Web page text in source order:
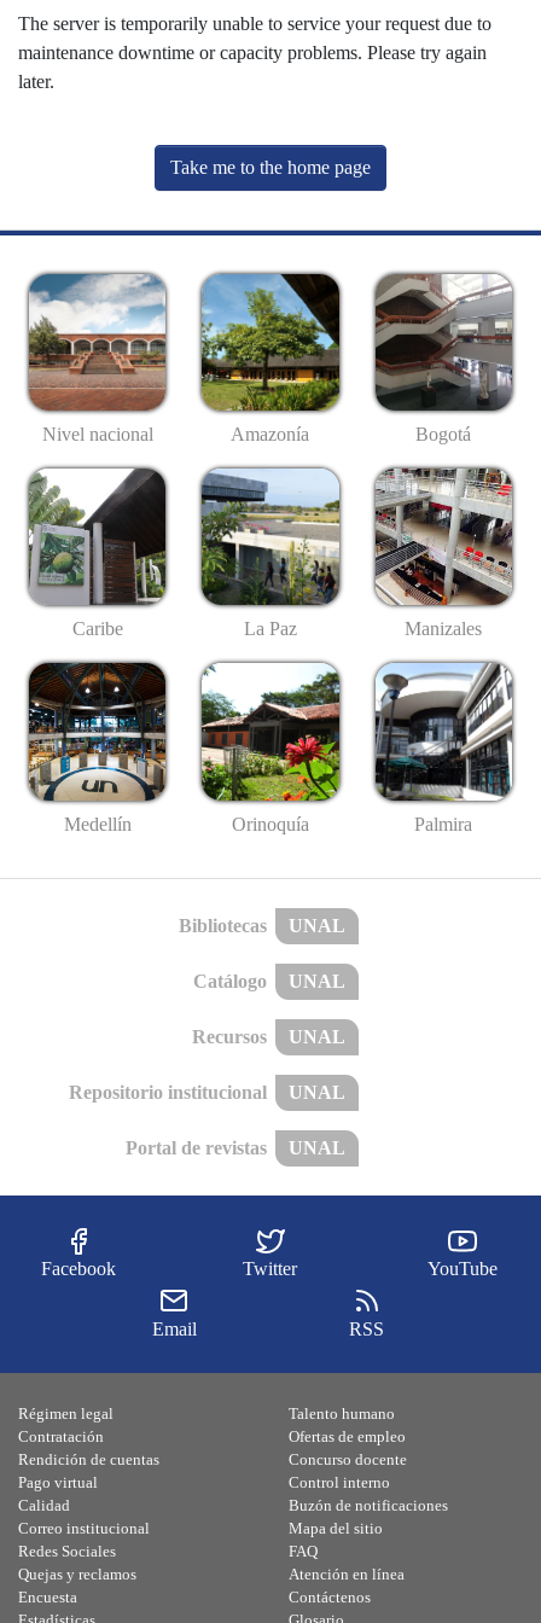
The server is temporarily unable to service your request due to
maintenance downtime or capacity problems. Please try again
later.
Take me to the home page
Nivel nacional Amazonía Bogotá
Caribe La Paz Manizales
Medellín Orinoquía Palmira
Bibliotecas UNAL
Catálogo UNAL
Recursos UNAL
Repositorio institucional UNAL
Portal de revistas UNAL
Facebook Twitter YouTube
Email RSS
Régimen legal
Contratación
Rendición de cuentas
Pago virtual
Calidad
Talento humano
Ofertas de empleo
Concurso docente
Control interno
Buzón de notificaciones
Correo institucional
Redes Sociales
Quejas y reclamos
Encuesta
Mapa del sitio
FAQ
Atención en línea
Contáctenos